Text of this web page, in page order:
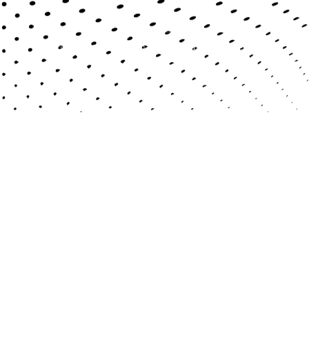
Copyright © 2024 ABRACEO – Todos os direitos reservados.